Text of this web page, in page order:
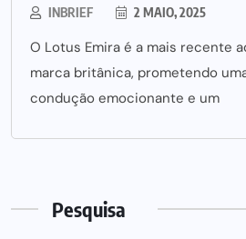
INBRIEF 2 MAIO, 2025
O Lotus Emira é a mais recente
marca britânica, prometendo
condução emocionante e um
Pesquisa